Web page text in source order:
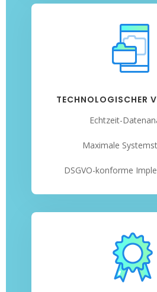
TECHNOLOGISCHER
Echtzeit-
Maximale
DSGVO-konforme